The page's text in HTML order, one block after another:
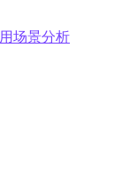
场景分析